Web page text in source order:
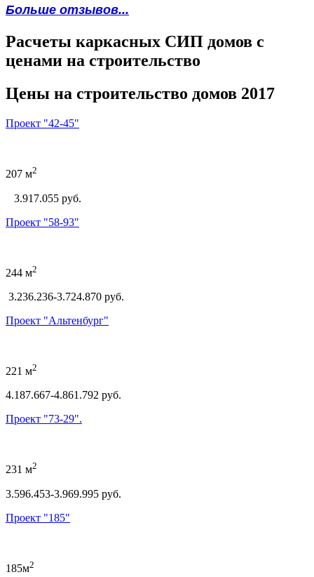
Больше отзывов...
Расчеты каркасных СИП домов с
ценами на строительство
Цены на строительство домов 2017
Проект "42-45"
207 м2
3.917.055 руб.
Проект "58-93"
244 м2
3.236.236-3.724.870 руб.
Проект "Альтенбург"
221 м2
4.187.667-4.861.792 руб.
Проект "73-29".
231 м2
3.596.453-3.969.995 руб.
Проект "185"
185м2